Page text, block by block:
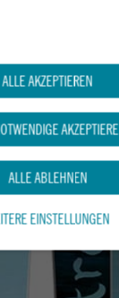
ALLE AKZEPTIEREN
ALLE ABLEHNEN
EINSTELLUNGEN